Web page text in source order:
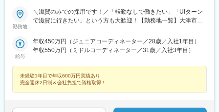
勤務地
＼滋賀のみでの採用です！／「転勤なしで働きたい」「UIターン
で滋賀に行きたい」という方も大歓迎！【勤務地一覧】大津市、
市、野洲市、湖南市、高島市、東近江市、米原市、日野町、竜王
町、愛荘町、豊郷町、甲良町、多賀町※希望勤務地を踏まえて配属
地へUIターン可能・初期費用会社負担等の移住支援あり（規定
有）・UIターン転勤希望者への年間の支援あり（規定有）☆マイ
カー通勤手当あり（1回200円）
給与
年収450万円（ジュニアコーディネーター／28歳／入社1年目）
年収550万円（ミドルコーディネーター／31歳／入社3年目）
未経験1年目で年収600万円実績あり
完全週休2日制＆会社負担で資格取得！